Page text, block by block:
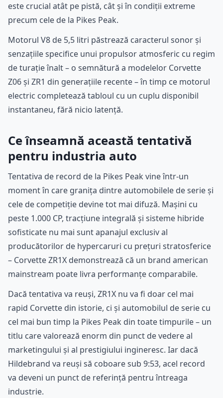
este crucial atât pe pistă, cât și în condiții extreme
precum cele de la Pikes Peak.
Motorul V8 de 5,5 litri păstrează caracterul sonor și
senzațiile specifice unui propulsor atmosferic cu regim
de turație înalt – o semnătură a modelelor Corvette
Z06 și ZR1 din generațiile recente – în timp ce motorul
electric completează tabloul cu un cuplu disponibil
instantaneu, fără nicio latență.
Ce înseamnă această tentativă
pentru industria auto
Tentativa de record de la Pikes Peak vine într-un
moment în care granița dintre automobilele de serie și
cele de competiție devine tot mai difuză. Mașini cu
peste 1.000 CP, tracțiune integrală și sisteme hibride
sofisticate nu mai sunt apanajul exclusiv al
producătorilor de hypercaruri cu prețuri stratosferice
– Corvette ZR1X demonstrează că un brand american
mainstream poate livra performanțe comparabile.
Dacă tentativa va reuși, ZR1X nu va fi doar cel mai
rapid Corvette din istorie, ci și automobilul de serie cu
cel mai bun timp la Pikes Peak din toate timpurile – un
titlu care valorează enorm din punct de vedere al
marketingului și al prestigiului ingineresc. Iar dacă
Hildebrand va reuși să coboare sub 9:53, acel record
va deveni un punct de referință pentru întreaga
industrie.